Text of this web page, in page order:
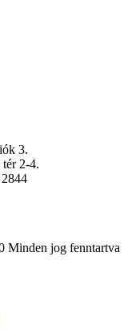
3.
2-4.
Minden jog fenntartva